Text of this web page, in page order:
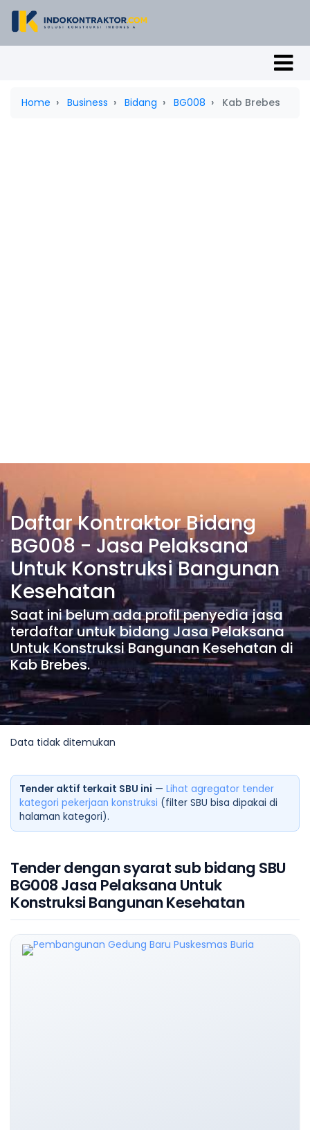
Home Business Bidang BG008 Kab Brebes
Daftar Kontraktor Bidang
BG008 - Jasa Pelaksana
Untuk Konstruksi Bangunan
Kesehatan
Saat ini belum ada profil penyedia jasa
terdaftar untuk bidang Jasa Pelaksana
Untuk Konstruksi Bangunan Kesehatan di
Kab Brebes.
Data tidak ditemukan
Tender aktif terkait SBU ini — Lihat agregator tender
kategori pekerjaan konstruksi (filter SBU bisa dipakai di
halaman kategori).
Tender dengan syarat sub bidang SBU
BG008 Jasa Pelaksana Untuk
Konstruksi Bangunan Kesehatan